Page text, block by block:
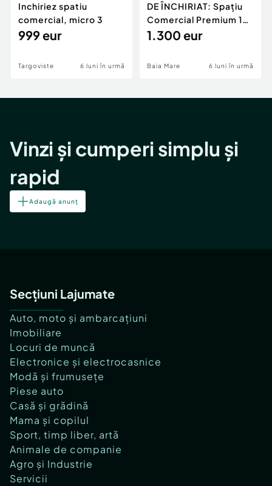
Inchiriez spatiu
comercial, micro 3
999 eur
Targoviste 6 luni în urmă
DE ÎNCHIRIAT: Spațiu
Comercial Premium 146
mp – Vizibili
1.300 eur
Baia Mare 6 luni în urmă
Vinzi și cumperi simplu și
rapid
Adaugă anunț
Secțiuni Lajumate
Auto, moto și ambarcațiuni
Imobiliare
Locuri de muncă
Electronice și electrocasnice
Modă și frumusețe
Piese auto
Casă și grădină
Mama și copilul
Sport, timp liber, artă
Animale de companie
Agro și Industrie
Servicii